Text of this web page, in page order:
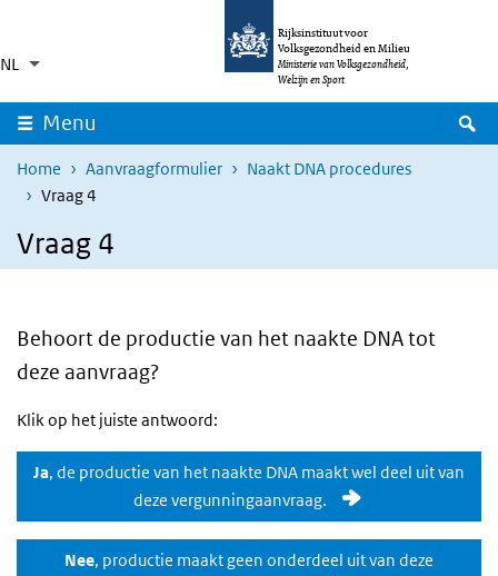
Overslaan en naar de inhoud gaan
Rijksinstituut voor
Volksgezondheid en Milieu
Ministerie van Volksgezondheid,
Welzijn en Sport
NL Taalkeuze
Aanvullende acties weergeven
Ingeklapt
Menu
Home Aanvraagformulier
Naakt DNA procedures
Vraag 4
Vraag 4
Behoort de productie van het naakte DNA tot
deze aanvraag?
Klik op het juiste antwoord:
Ja, de productie van het naakte DNA maakt wel deel uit van
deze vergunningaanvraag.
Nee, productie maakt geen onderdeel uit van deze